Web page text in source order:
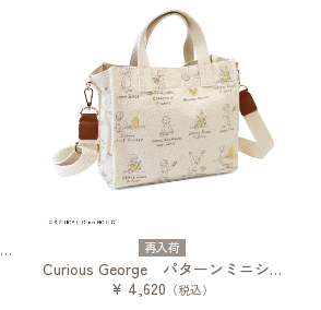
デニムミニトートおさるのジョージ
再入荷
Curious George パターンミニショルダー
¥ 4,620 （税込）